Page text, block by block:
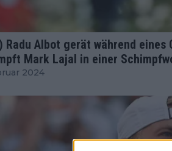
Radu Albot gerät während
Mark Lajal in einer
2024